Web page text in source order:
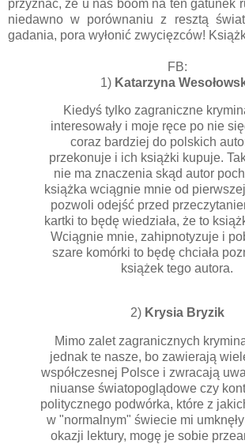
przyznać, że u nas boom na ten gatunek
niedawno w porównaniu z resztą
gadania, pora wyłonić zwycięzców!
FB:
1) Katarzyna
Kiedyś tylko zagraniczne
interesowały i moje ręce po nie
coraz bardziej do polskich
przekonuje i ich książki kupuje.
nie ma znaczenia skąd autor
książka wciągnie mnie od
pozwoli odejść przed
kartki to będę wiedziała, że to
Wciągnie mnie, zahipnotyzuje i
szare komórki to będę chciała
książek tego autora.
2) Krysia Bryzik
Mimo zalet zagranicznych
jednak te nasze, bo zawierają
współczesnej Polsce i zwracają
niuanse światopoglądowe czy
politycznego podwórka, które z
w "normalnym" świecie mi
okazji lektury, mogę je sobie